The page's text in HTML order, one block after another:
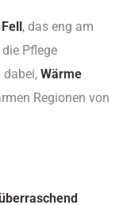
, das eng am
Pflege
Wärme
Regionen von